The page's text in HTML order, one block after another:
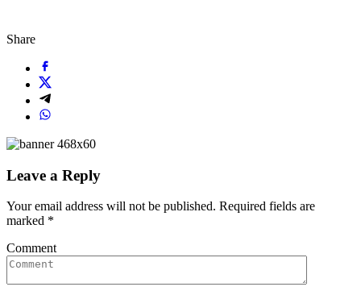
Share
Leave a Reply
Your email address will not be published. Required fields are
marked *
Comment